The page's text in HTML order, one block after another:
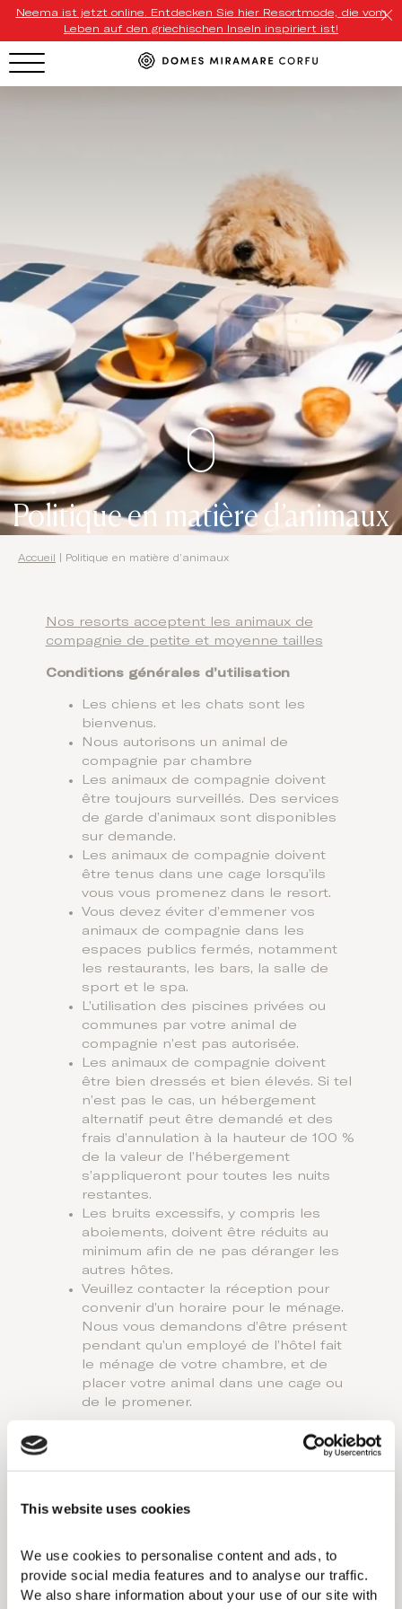
This website uses cookies
We use cookies to personalise content and ads, to
provide social media features and to analyse our traffic.
We also share information about your use of our site with
Neema ist jetzt online. Entdecken Sie hier Resortmode, die vom
Leben auf den griechischen Inseln inspiriert ist!
Our Brands
Signature Concepts
Domes Stories
Contact
Politique en matière d’animaux
Accueil Politique en matière d’animaux
Nos resorts acceptent les animaux de
compagnie de petite et moyenne tailles
Conditions générales d’utilisation
Les chiens et les chats sont les
bienvenus.
Nous autorisons un animal de
compagnie par chambre
Les animaux de compagnie doivent
être toujours surveillés. Des services
de garde d’animaux sont disponibles
sur demande.
Les animaux de compagnie doivent
être tenus dans une cage lorsqu’ils
vous vous promenez dans le resort.
Vous devez éviter d’emmener vos
animaux de compagnie dans les
espaces publics fermés, notamment
les restaurants, les bars, la salle de
sport et le spa.
L’utilisation des piscines privées ou
communes par votre animal de
compagnie n’est pas autorisée.
Les animaux de compagnie doivent
être bien dressés et bien élevés. Si tel
n’est pas le cas, un hébergement
alternatif peut être demandé et des
frais d’annulation à la hauteur de 100 %
de la valeur de l’hébergement
s’appliqueront pour toutes les nuits
restantes.
Les bruits excessifs, y compris les
aboiements, doivent être réduits au
minimum afin de ne pas déranger les
autres hôtes.
Veuillez contacter la réception pour
convenir d’un horaire pour le ménage.
Nous vous demandons d’être présent
pendant qu’un employé de l’hôtel fait
le ménage de votre chambre, et de
placer votre animal dans une cage ou
de le promener.
d’assistance).
seront facturés en conséquence.
Exigences en matière de vaccination